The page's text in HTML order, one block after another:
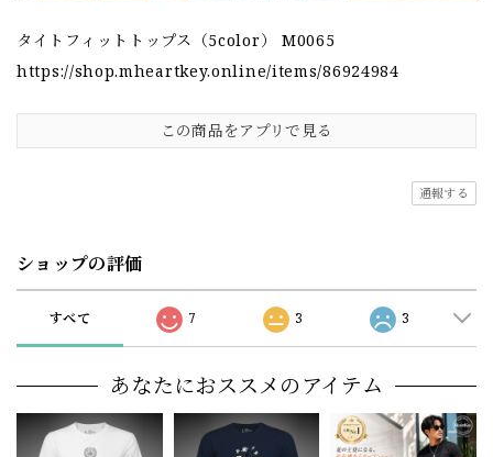
タイトフィットトップス（5color） M0065
https://shop.mheartkey.online/items/86924984
この商品をアプリで見る
通報する
ショップの評価
すべて 7 3 3
あなたにおススメのアイテム